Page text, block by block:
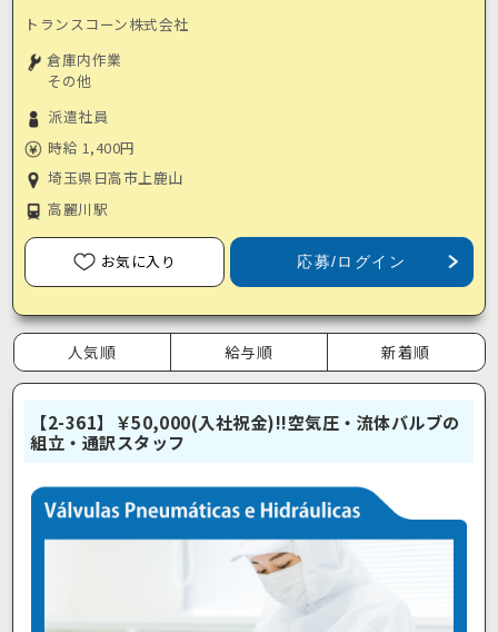
トランスコーン株式会社
倉庫内作業
その他
派遣社員
時給 1,400円
埼玉県日高市上鹿山
高麗川駅
お気に入り 応募/ログイン
人気順 給与順 新着順
【2-361】￥50,000(入社祝金)!!空気圧・流体バルブの
組立・通訳スタッフ